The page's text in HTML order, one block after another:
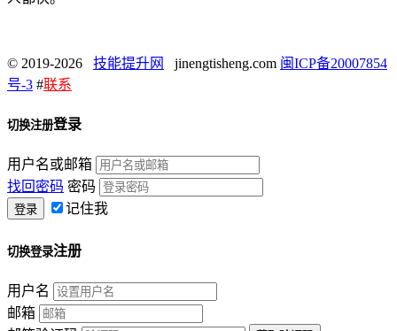
© 2019-2026 技能提升网 jinengtisheng.com 闽ICP备20007854
号-3 #联系
切换注册登录
用户名或邮箱
找回密码 密码
记住我
切换登录注册
用户名
邮箱